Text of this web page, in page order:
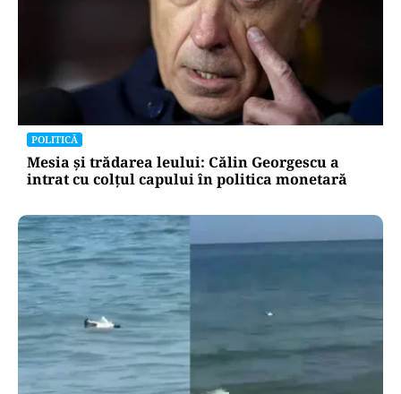
POLITICĂ
Mesia și trădarea leului: Călin Georgescu a
intrat cu colțul capului în politica monetară